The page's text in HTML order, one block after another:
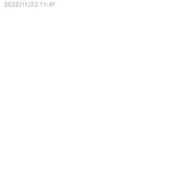
2022/11/22 11:41